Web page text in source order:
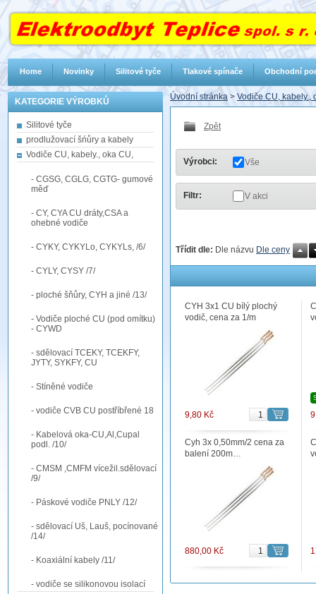
KATEGORIE VÝROBKŮ
Silitové tyče
prodlužovací šńůry a kabely
Vodiče CU, kabely., oka CU,
- CGSG, CGLG, CGTG- gumové
měď
- CY, CYA CU dráty,CSA a
ohebné vodiče
- CYKY, CYKYLo, CYKYLs, /6/
- CYLY, CYSY /7/
- ploché šňůry, CYH a jiné /13/
- Vodiče ploché CU (pod omítku)
- CYWD
- sdělovací TCEKY, TCEKFY,
JYTY, SYKFY, CU
- Stíněné vodiče
- vodiče CVB CU postříbřené 18
- Kabelová oka-CU,Al,Cupal
podl. /10/
- CMSM ,CMFM vícežil.sdělovací
/9/
- Páskové vodiče PNLY /12/
- sdělovací Uš, Lauš, pocínované
/14/
- Koaxiální kabely /11/
- vodiče se silikonovou isolací
Úvodní stránka > Vodiče CU, kabely.,
Zpět
Výrobci: Vše
Filtr: V akci
Třídit dle: Dle názvu Dle ceny
CYH 3x1 CU bílý plochý
vodič, cena za 1/m
9,80 Kč
Cyh 3x 0,50mm/2 cena za
balení 200m…
880,00 Kč
Home Novinky Silitové tyče Tlakové spínače Obchodní